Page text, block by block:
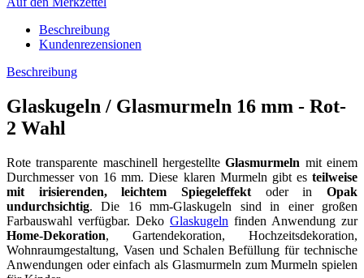
Beschreibung
Kundenrezensionen
Beschreibung
Glaskugeln / Glasmurmeln 16 mm - Rot-
2 Wahl
Rote transparente maschinell hergestellteGlasmurmeln mit einem
Durchmesser von 16 mm. Diese klaren Murmeln gibt es teilweise
mit irisierenden, leichtem Spiegeleffekt oder in Opak
undurchsichtig. Die 16 mm-Glaskugeln sind in einer großen
Farbauswahl verfügbar. Deko Glaskugeln finden Anwendung zur
Home-Dekoration, Gartendekoration, Hochzeitsdekoration,
Wohnraumgestaltung, Vasen und Schalen Befüllung für technische
Anwendungen oder einfach als Glasmurmeln zum Murmeln spielen